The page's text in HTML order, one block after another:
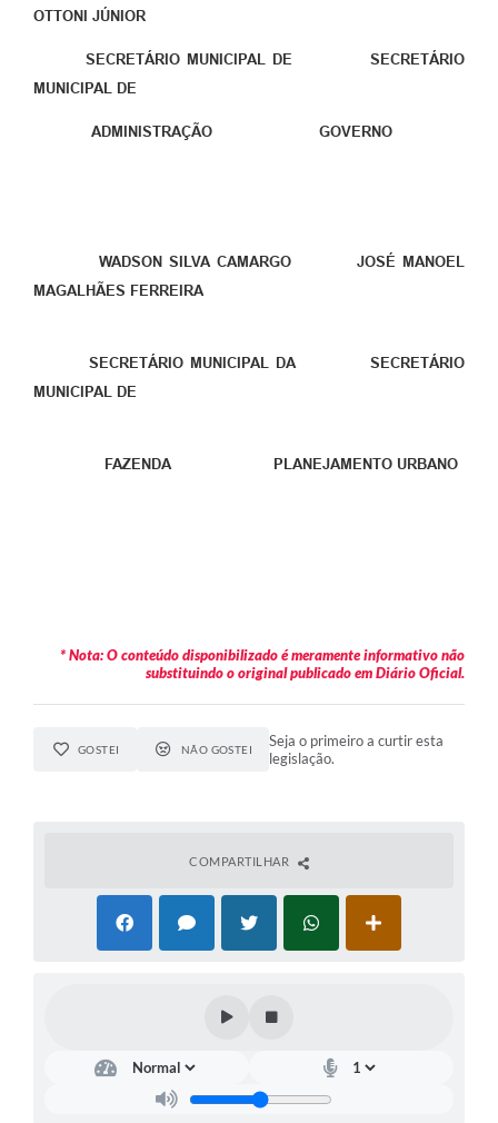
OTTONI JÚNIOR
SECRETÁRIO MUNICIPAL DE SECRETÁRIO
MUNICIPAL DE
ADMINISTRAÇÃO GOVERNO
WADSON SILVA CAMARGOJOSÉ MANOEL
MAGALHÃES FERREIRA
SECRETÁRIO MUNICIPAL DA SECRETÁRIO
MUNICIPAL DE
FAZENDA PLANEJAMENTO URBANO
* Nota: O conteúdo disponibilizado é meramente informativo não
substituindo o original publicado em Diário Oficial.
GOSTEI NÃO GOSTEI
Seja o primeiro a curtir esta
legislação.
COMPARTILHAR